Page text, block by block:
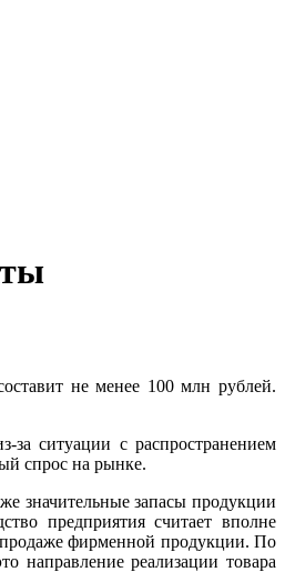
не менее 100 млн рублей.
ситуации с распространением
спрос на рынке.
значительные запасы продукции
предприятия считает вполне
продаже фирменной продукции. По
направление реализации товара